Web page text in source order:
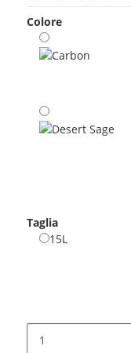
Colore
Carbon
Taglia
15L